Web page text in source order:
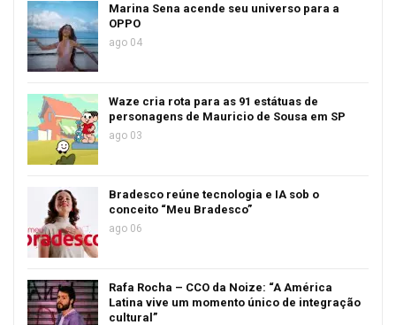
Marina Sena acende seu universo para a
OPPO
ago 04
Waze cria rota para as 91 estátuas de
personagens de Mauricio de Sousa em SP
ago 03
Bradesco reúne tecnologia e IA sob o
conceito “Meu Bradesco”
ago 06
Rafa Rocha – CCO da Noize: “A América
Latina vive um momento único de integração
cultural”